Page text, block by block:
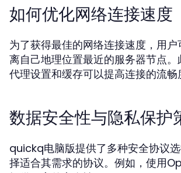
如何优化网络连接速度
为了获得最佳的网络连接速度，用
离自己地理位置最近的服务器节点
代理设置和缓存可以提高连接的流畅
数据安全性与隐私保护
quickq电脑版提供了多种安全协议
择适合其需求的协议。例如，使用